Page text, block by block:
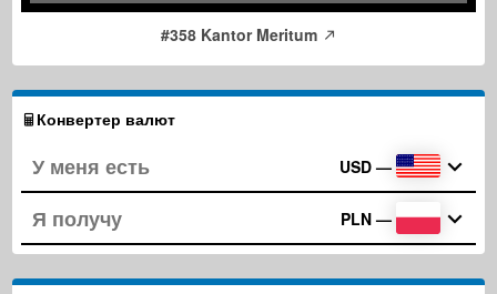
#358 Kantor Meritum
Конвертер валют
USD —
PLN —